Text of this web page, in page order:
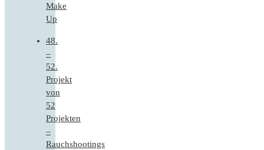
Make
Up
48.
–
52.
Projekt
von
52
Projekten
–
Rauchshootings